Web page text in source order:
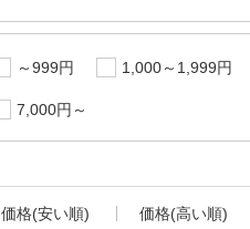
～999円 1,000～1,999円
7,000円～
価格(安い順) 価格(高い順)